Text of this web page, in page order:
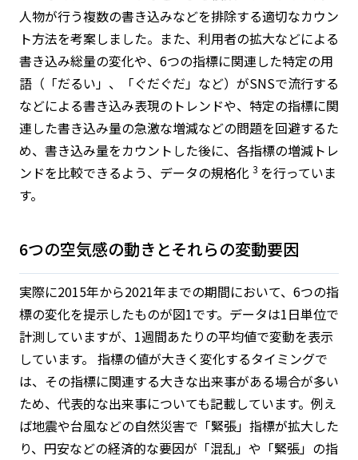
人物が行う複数の書き込みなどを排除する適切なカウン
ト方法を考案しました。また、利用者の拡大などによる
書き込み総量の変化や、6つの指標に関連した特定の用
語（「だるい」、「ぐだぐだ」など）がSNSで流行する
などによる書き込み表現のトレンドや、特定の指標に関
連した書き込み量の急激な増減などの問題を回避するた
め、書き込み量をカウントした後に、各指標の増減トレ
ンドを比較できるよう、データの規格化 3 を行っていま
す。
6つの空気感の動きとそれらの変動要因
実際に2015年から2021年までの期間において、6つの指
標の変化を提示したものが図1です。データは1日単位で
計測していますが、1週間あたりの平均値で変動を表示
しています。 指標の値が大きく変化するタイミングで
は、その指標に関連する大きな出来事がある場合が多い
ため、代表的な出来事についても記載しています。例え
ば地震や台風などの自然災害で「緊張」指標が拡大した
り、円安などの経済的な要因が「混乱」や「緊張」の指